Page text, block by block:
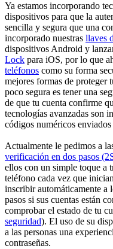
Ya estamos incorporando
dispositivos para que la
sencilla y segura que una
incorporado nuestras llaves
dispositivos Android y
Lock para iOS, por lo que
teléfonos como su forma
mejores formas de proteger
poco segura es tener una
de que tu cuenta confirme
tecnologías avanzadas son
códigos numéricos
Actualmente le pedimos a
verificación en dos pasos
ellos con un simple toque a
teléfono cada vez que
inscribir automáticamente a
pasos si sus cuentas están
comprobar el estado de tu
seguridad). El uso de su
a las personas una
contraseñas.